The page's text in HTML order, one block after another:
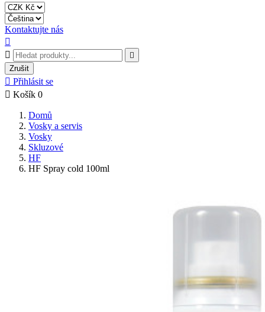
Kontaktujte nás



Zrušit
 Přihlásit se
 Košík 0
Domů
Vosky a servis
Vosky
Skluzové
HF
HF Spray cold 100ml